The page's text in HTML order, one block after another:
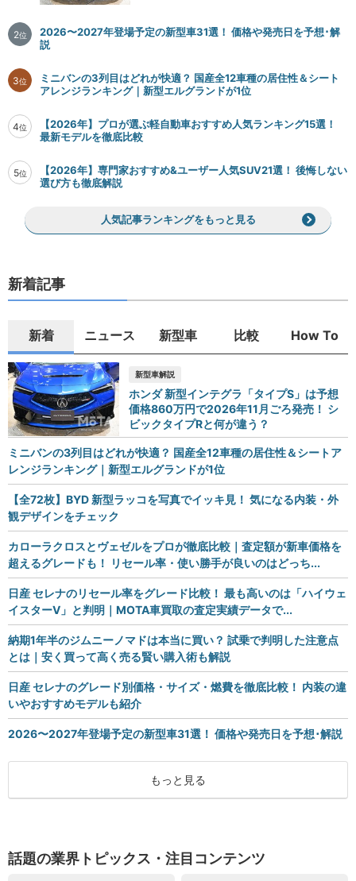
2位
2026〜2027年登場予定の新型車31選！ 価格や発売日を予想･解
説
3位
ミニバンの3列目はどれが快適？ 国産全12車種の居住性＆シート
アレンジランキング｜新型エルグランドが1位
4位
【2026年】プロが選ぶ軽自動車おすすめ人気ランキング15選！
最新モデルを徹底比較
5位
【2026年】専門家おすすめ&ユーザー人気SUV21選！ 後悔しない
選び方も徹底解説
人気記事ランキングをもっと見る
新着記事
新着 ニュース 新型車 比較 How To
新型車解説
ホンダ 新型インテグラ「タイプS」は予想
価格860万円で2026年11月ごろ発売！ シ
ビックタイプRと何が違う？
ミニバンの3列目はどれが快適？ 国産全12車種の居住性＆シートア
レンジランキング｜新型エルグランドが1位
【全72枚】BYD 新型ラッコを写真でイッキ見！ 気になる内装・外
観デザインをチェック
カローラクロスとヴェゼルをプロが徹底比較｜査定額が新車価格を
超えるグレードも！ リセール率・使い勝手が良いのはどっち...
日産 セレナのリセール率をグレード比較！ 最も高いのは「ハイウェ
イスターV」と判明｜MOTA車買取の査定実績データで...
納期1年半のジムニーノマドは本当に買い？ 試乗で判明した注意点
とは｜安く買って高く売る賢い購入術も解説
日産 セレナのグレード別価格・サイズ・燃費を徹底比較！ 内装の違
いやおすすめモデルも紹介
2026〜2027年登場予定の新型車31選！ 価格や発売日を予想･解説
もっと見る
話題の業界トピックス・注目コンテンツ